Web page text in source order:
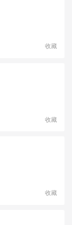
收藏
收藏
收藏